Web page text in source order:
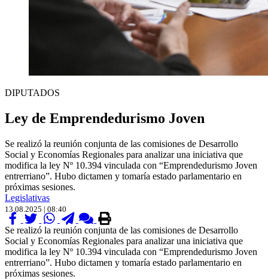
DIPUTADOS
Ley de Emprendedurismo Joven
Se realizó la reunión conjunta de las comisiones de Desarrollo
Social y Economías Regionales para analizar una iniciativa que
modifica la ley Nº 10.394 vinculada con “Emprendedurismo Joven
entrerriano”. Hubo dictamen y tomaría estado parlamentario en
próximas sesiones.
Legislativas
13.08.2025 | 08:40
Se realizó la reunión conjunta de las comisiones de Desarrollo
Social y Economías Regionales para analizar una iniciativa que
modifica la ley Nº 10.394 vinculada con “Emprendedurismo Joven
entrerriano”. Hubo dictamen y tomaría estado parlamentario en
próximas sesiones.